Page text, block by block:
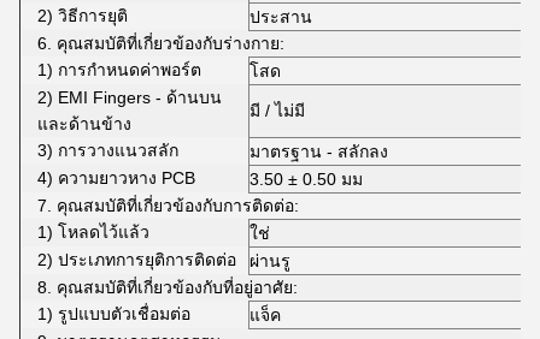
2) วิธีการยุติ
ประสาน
6. คุณสมบัติที่เกี่ยวข้องกับร่างกาย:
1) การกำหนดค่าพอร์ต
โสด
2) EMI Fingers - ด้านบน
และด้านข้าง
มี / ไม่มี
3) การวางแนวสลัก
มาตรฐาน - สลักลง
4) ความยาวหาง PCB
3.50 ± 0.50 มม
7. คุณสมบัติที่เกี่ยวข้องกับการติดต่อ:
1) โหลดไว้แล้ว
ใช่
2) ประเภทการยุติการติดต่อ
ผ่านรู
8. คุณสมบัติที่เกี่ยวข้องกับที่อยู่อาศัย:
1) รูปแบบตัวเชื่อมต่อ
แจ็ค